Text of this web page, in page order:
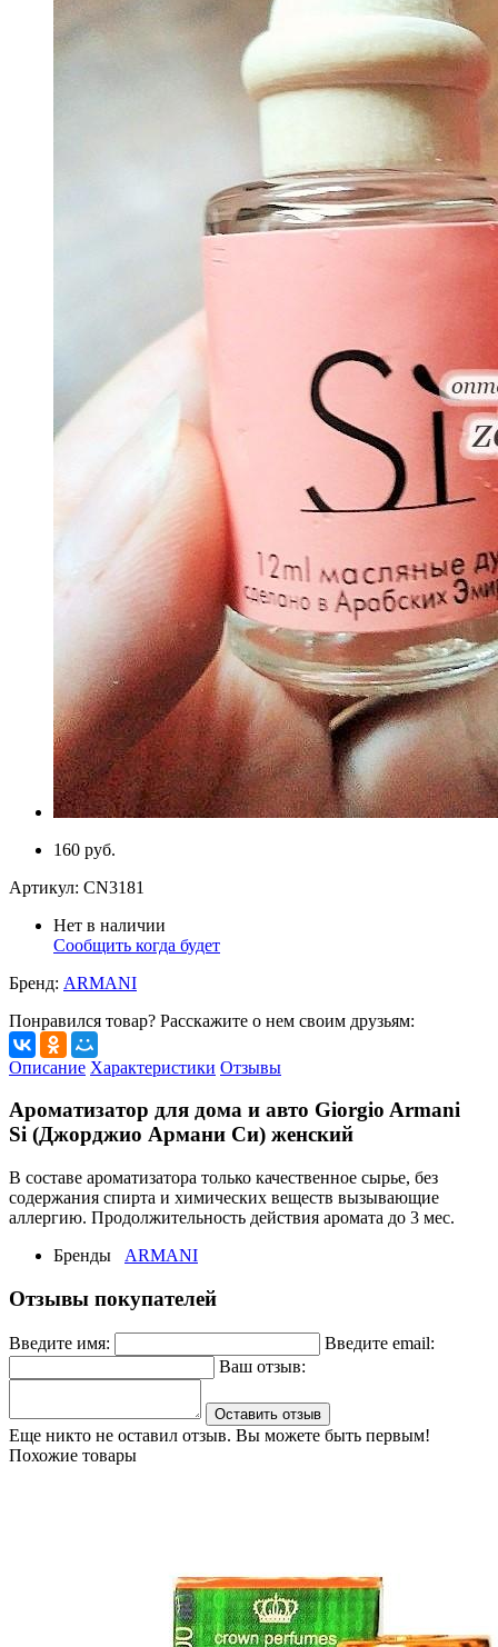
160 руб.
Артикул: CN3181
Нет в наличии
Сообщить когда будет
Бренд: ARMANI
Понравился товар? Расскажите о нем своим друзьям:
Описание Характеристики Отзывы
Ароматизатор для дома и авто Giorgio Armani
Si (Джорджио Армани Си) женский
В составе ароматизатора только качественное сырье, без
содержания спирта и химических веществ вызывающие
аллергию. Продолжительность действия аромата до 3 мес.
Бренды
ARMANI
Отзывы покупателей
Введите имя:
Введите email:
Ваш отзыв:
Оставить отзыв
Еще никто не оставил отзыв. Вы можете быть первым!
Похожие товары